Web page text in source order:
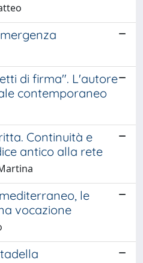
di firma". L'autore
contemporaneo
Continuità e
antico alla rete
le
vocazione